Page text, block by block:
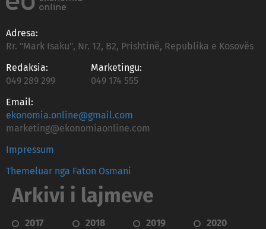
Adresa:
Rr. "Mark Isaku", Nr. 12, B2, Prishtinë, Republika e Kosovës
Redaksia:
049 289 299
Marketingu:
049 174 555
Email:
ekonomia.online@gmail.com
marketing@ekonomiaonline.com
Impressum
Themeluar nga Faton Osmani
Arkivi i lajmeve
2017 2018 2019
2020